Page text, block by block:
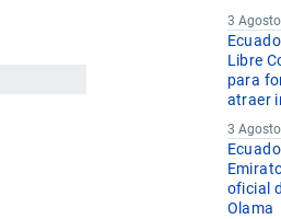
3
Libre
para
atraer
3
oficial
Olama